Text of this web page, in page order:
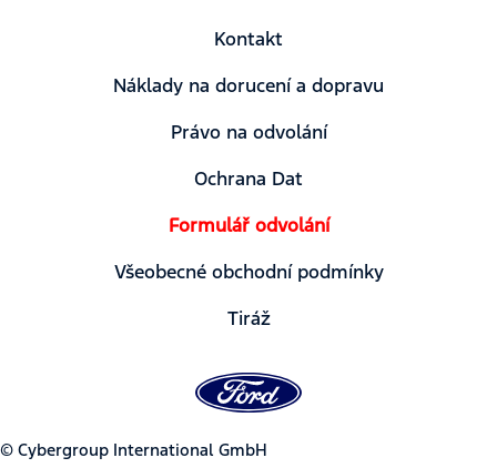
Kontakt
Náklady na dorucení a dopravu
Právo na odvolání
Ochrana Dat
Formulář odvolání
Všeobecné obchodní podmínky
Tiráž
© Cybergroup International GmbH